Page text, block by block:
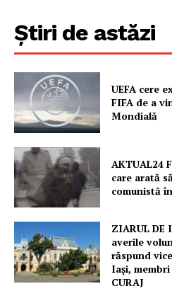
Știri de astăzi
UEFA cere
FIFA de a
Mondială
AKTUAL24
care arată
comunistă
ZIARUL DE
averile
răspund
Iași,
CURAJ